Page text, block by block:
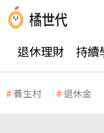
退休理財 持續
養生村 退休金